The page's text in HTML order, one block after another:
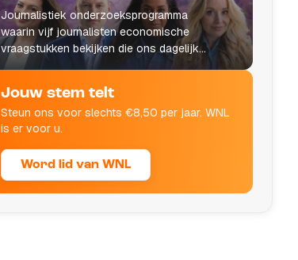
Journalistiek onderzoeksprogramma
waarin vijf journalisten economische
vraagstukken bekijken die ons dagelijks
leven raken.
Jouw stem telt
Steun ons voor slechts €8,50 per jaar. WNL
is er voor u.
Word lid van WNL